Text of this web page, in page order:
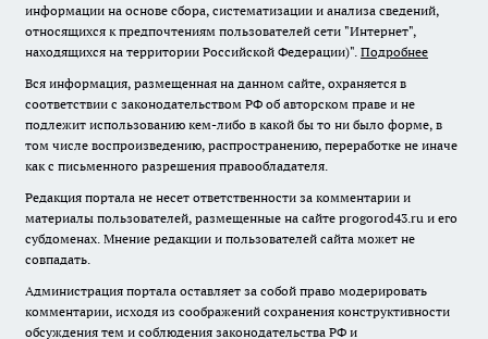
информации на основе сбора, систематизации и анализа сведений,
относящихся к предпочтениям пользователей сети "Интернет",
находящихся на территории Российской Федерации)". Подробнее
Вся информация, размещенная на данном сайте, охраняется в
соответствии с законодательством РФ об авторском праве и не
подлежит использованию кем-либо в какой бы то ни было форме, в
том числе воспроизведению, распространению, переработке не иначе
как с письменного разрешения правообладателя.
Редакция портала не несет ответственности за комментарии и
материалы пользователей, размещенные на сайте progorod43.ru и его
субдоменах. Мнение редакции и пользователей сайта может не
совпадать.
Администрация портала оставляет за собой право модерировать
комментарии, исходя из соображений сохранения конструктивности
обсуждения тем и соблюдения законодательства РФ и